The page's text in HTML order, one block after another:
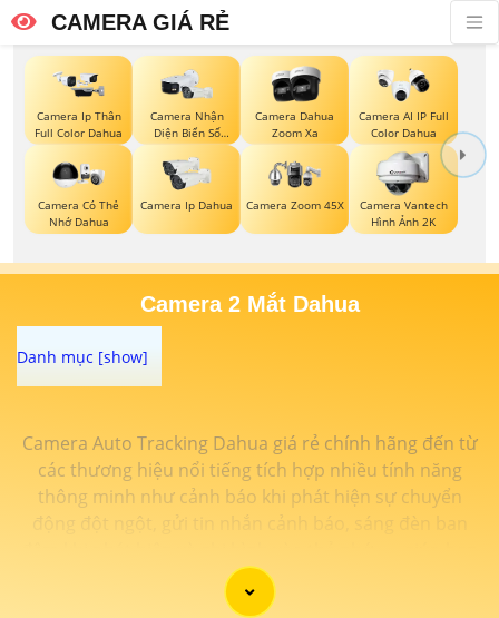
CAMERA GIÁ RẺ
Camera Ip Thân
Full Color Dahua
Camera Nhận
Diện Biển Số
Dahua
Camera Dahua
Zoom Xa
Camera AI IP Full
Color Dahua
Camera Có Thẻ
Nhớ Dahua
Camera Ip Dahua Camera Zoom 45X
Camera Vantech
Hình Ảnh 2K
Camera 2 Mắt Dahua
Camera Auto Tracking Dahua giá rẻ chính hãng đến từ
các thương hiệu nổi tiếng tích hợp nhiều tính năng
thông minh như cảnh báo khi phát hiện sự chuyển
động đột ngột, gửi tin nhắn cảnh báo, sáng đèn ban
có thể yên tâm hơn về việc đảm bảo an ninh cho mọi
không gian của bạn.